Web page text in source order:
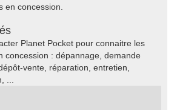
en concession.
Planet Pocket pour connaitre les
concession : dépannage, demande
vente, réparation, entretien,
...